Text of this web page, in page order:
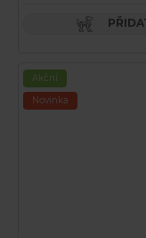
Akční
Novinka